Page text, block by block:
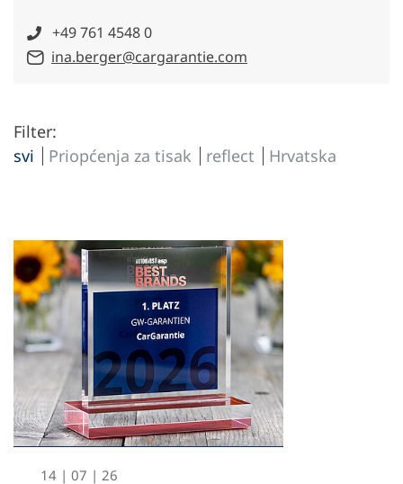
+49 761 4548 0
ina.berger@cargarantie.com
Filter:
svi
Priopćenja za tisak reflect Hrvatska
14 | 07 | 26